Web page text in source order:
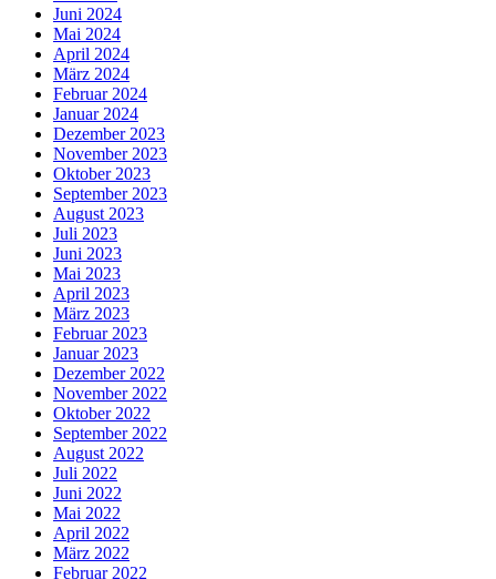
Juni 2024
Mai 2024
April 2024
März 2024
Februar 2024
Januar 2024
Dezember 2023
November 2023
Oktober 2023
September 2023
August 2023
Juli 2023
Juni 2023
Mai 2023
April 2023
März 2023
Februar 2023
Januar 2023
Dezember 2022
November 2022
Oktober 2022
September 2022
August 2022
Juli 2022
Juni 2022
Mai 2022
April 2022
März 2022
Februar 2022